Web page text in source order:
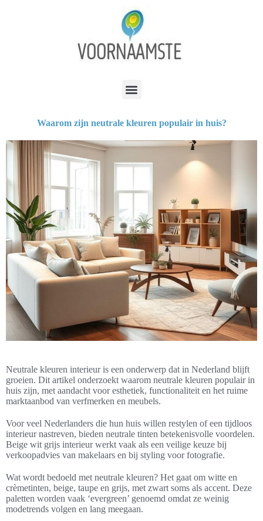
Waarom zijn neutrale kleuren populair in huis?
Neutrale kleuren interieur is een onderwerp dat in Nederland blijft
groeien. Dit artikel onderzoekt waarom neutrale kleuren populair in
huis zijn, met aandacht voor esthetiek, functionaliteit en het ruime
marktaanbod van verfmerken en meubels.
Voor veel Nederlanders die hun huis willen restylen of een tijdloos
interieur nastreven, bieden neutrale tinten betekenisvolle voordelen.
Beige wit grijs interieur werkt vaak als een veilige keuze bij
verkoopadvies van makelaars en bij styling voor fotografie.
Wat wordt bedoeld met neutrale kleuren? Het gaat om witte en
crèmetinten, beige, taupe en grijs, met zwart soms als accent. Deze
paletten worden vaak ‘evergreen’ genoemd omdat ze weinig
modetrends volgen en lang meegaan.